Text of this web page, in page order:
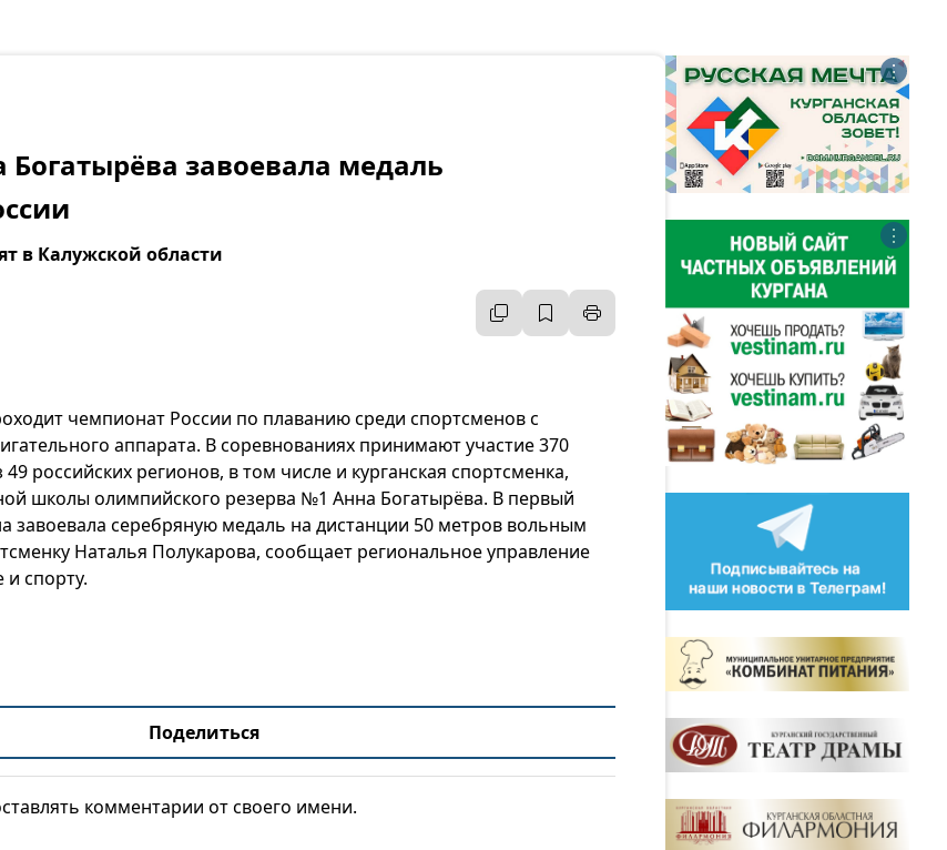
завоевала медаль
в Калужской области
чемпионат России по плаванию среди спортсменов с
аппарата. В соревнованиях принимают участие 370
российских регионов, в том числе и курганская спортсменка,
школы олимпийского резерва №1 Анна Богатырёва. В первый
завоевала серебряную медаль на дистанции 50 метров вольным
Наталья Полукарова, сообщает региональное управление
и спорту.
Поделиться
комментарии от своего имени.
⋮
⋮